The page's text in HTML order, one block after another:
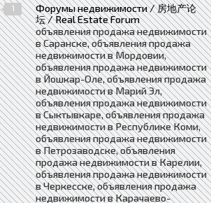
1
Форумы недвижимости / 房地产论
坛 / Real Estate Forum
объявления продажа недвижимости
в Саранске, объявления продажа
недвижимости в Мордовии,
объявления продажа недвижимости
в Йошкар-Оле, объявления продажа
недвижимости в Марий Эл,
объявления продажа недвижимости
в Сыктывкаре, объявления продажа
недвижимости в Республике Коми,
объявления продажа недвижимости
в Петрозаводске, объявления
продажа недвижимости в Карелии,
объявления продажа недвижимости
в Черкесске, объявления продажа
недвижимости в Карачаево-